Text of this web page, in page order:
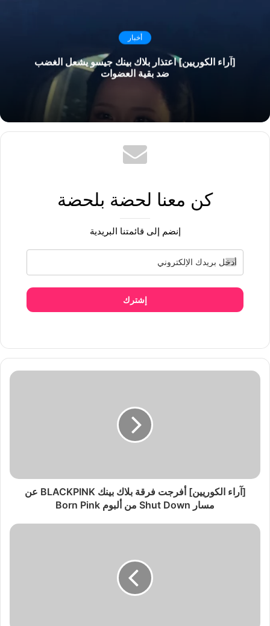
أخبار
[آراء الكوريين] اعتذار بلاك بينك جيسو يشعل الغضب
ضد بقية العضوات
كن معنا لحضة بلحضة
إنضم إلى قائمتنا البريدية
إشترك
[آراء الكوريين] أفرجت فرقة بلاك بينك BLACKPINK عن
مسار Shut Down من ألبوم Born Pink